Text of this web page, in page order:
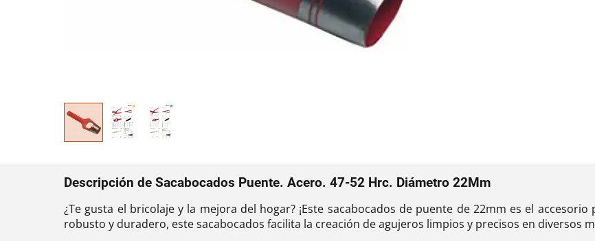
Descripción de Sacabocados Puente. Acero. 47-52 Hrc. Diámetro 22Mm
¿Te gusta el bricolaje y la mejora del hogar? ¡Este sacabocados de puente de 22mm es el
robusto y duradero, este sacabocados facilita la creación de agujeros limpios y precisos en diversos